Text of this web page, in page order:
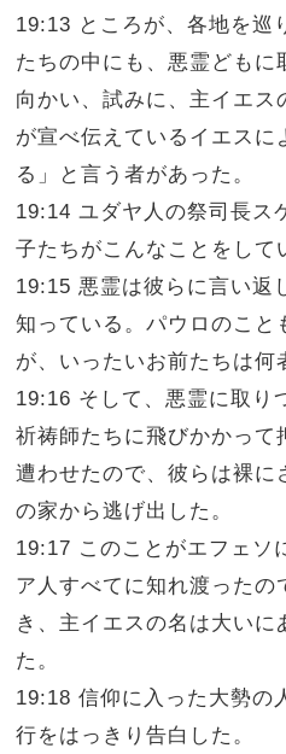
19:13 ところが、各地を巡
たちの中にも、悪霊どもに
向かい、試みに、主イエス
が宣べ伝えているイエスに
る」と言う者があった。
19:14 ユダヤ人の祭司長ス
子たちがこんなことをして
19:15 悪霊は彼らに言い返
知っている。パウロのこと
が、いったいお前たちは何
19:16 そして、悪霊に取り
祈祷師たちに飛びかかって
遭わせたので、彼らは裸に
の家から逃げ出した。
19:17 このことがエフェソ
ア人すべてに知れ渡ったの
き、主イエスの名は大いに
た。
19:18 信仰に入った大勢の
行をはっきり告白した。